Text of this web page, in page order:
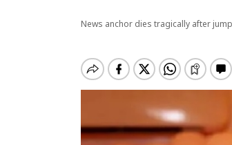
News anchor dies tragically after